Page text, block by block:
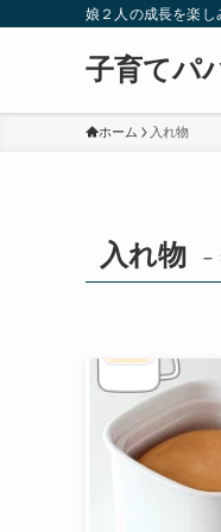
娘２人の成長を楽
子育てパ
ホーム 入れ物
入れ物 –